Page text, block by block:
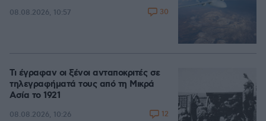
08.08.2026, 10:57 30
Τι έγραφαν οι ξένοι ανταποκριτές σε
τηλεγραφήματά τους από τη Μικρά
Ασία το 1921
08.08.2026, 10:26 12